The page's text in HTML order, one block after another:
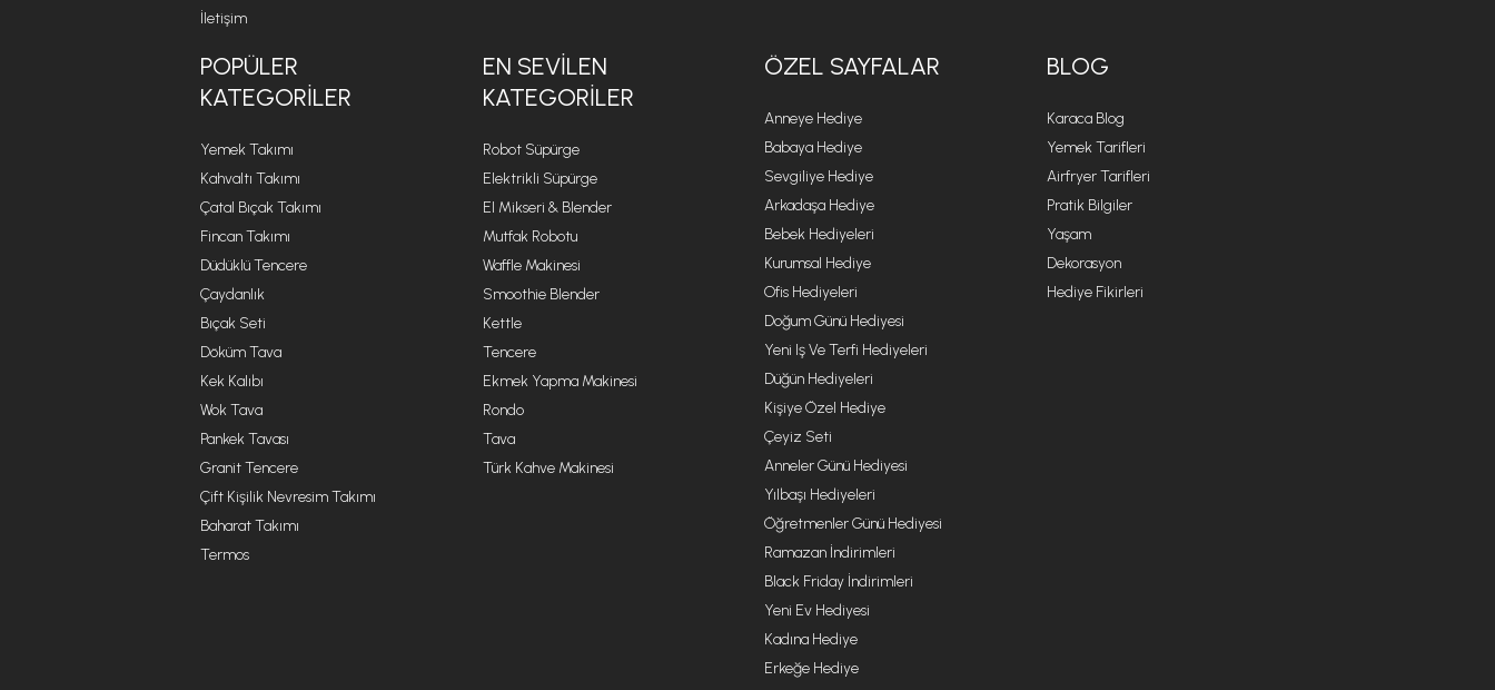
İletişim
POPÜLER
KATEGORILER
Yemek Takımı
Kahvaltı Takımı
Çatal Bıçak Takımı
Fincan Takımı
Düdüklü Tencere
Çaydanlık
Bıçak Seti
Döküm Tava
Kek Kalıbı
Wok Tava
Pankek Tavası
Granit Tencere
Çift Kişilik Nevresim Takımı
Baharat Takımı
Termos
EN SEVILEN
KATEGORILER
Robot Süpürge
Elektrikli Süpürge
El Mikseri & Blender
Mutfak Robotu
Waffle Makinesi
Smoothie Blender
Kettle
Tencere
Ekmek Yapma Makinesi
Rondo
Tava
Türk Kahve Makinesi
ÖZEL SAYFALAR
Anneye Hediye
Babaya Hediye
Sevgiliye Hediye
Arkadaşa Hediye
Bebek Hediyeleri
Kurumsal Hediye
Ofis Hediyeleri
Doğum Günü Hediyesi
Yeni Iş Ve Terfi Hediyeleri
Düğün Hediyeleri
Kişiye Özel Hediye
Çeyiz Seti
Anneler Günü Hediyesi
Yılbaşı Hediyeleri
Öğretmenler Günü Hediyesi
Ramazan İndirimleri
Black Friday İndirimleri
Yeni Ev Hediyesi
Kadına Hediye
Erkeğe Hediye
BLOG
Karaca Blog
Yemek Tarifleri
Airfryer Tarifleri
Pratik Bilgiler
Yaşam
Dekorasyon
Hediye Fikirleri